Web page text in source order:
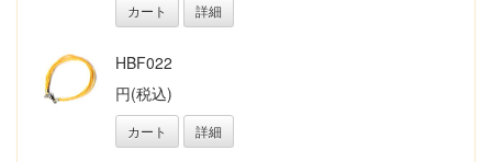
カート 詳細
HBF022
円(税込)
カート 詳細